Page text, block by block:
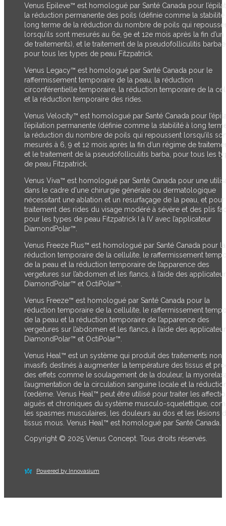
Venus Epileve™ est homologué par Santé Canada pour
la réduction permanente des poils (définie comme la stabilité
long terme de la réduction du nombre de poils qui
lorsqu’ils sont mesurés au 6e, 9e et 12e mois après la fin
de traitements), et le traitement de la pseudofolliculitis barbae
pour tous les types de peau Fitzpatrick.
Venus Legacy™ est homologué par Santé Canada pour le
raffermissement temporaire de la peau, la réduction
circonférentielle temporaire, la réduction temporaire de la
et la réduction temporaire des rides.
Venus Velocity™ est homologué par Santé Canada pour
l’épilation permanente (définie comme la stabilité à long
la réduction du nombre de poils qui repoussent lorsqu’ils
mesurés à 6, 9 et 12 mois après la fin d’un régime de
et le traitement de la pseudofolliculitis barba, pour tous les
de peau Fitzpatrick.
Venus Viva™ est homologué par Santé Canada pour une
dans le cadre d'une chirurgie générale ou dermatologique
nécessitant une ablation et un resurfaçage de la peau, et
traitement des rides du visage modéré à sévère et des plis
pour les types de peau Fitzpatrick I à IV avec l’applicateur
DiamondPolar™.
Venus Freeze Plus™ est homologué par Santé Canada pour la
réduction temporaire de la cellulite, le raffermissement
de la peau et la réduction temporaire de l’apparence des
vergetures sur l’abdomen et les flancs, à l’aide des
DiamondPolar™ et OctiPolar™.
Venus Freeze™ est homologué par Santé Canada pour la
réduction temporaire de la cellulite, le raffermissement
de la peau et la réduction temporaire de l’apparence des
vergetures sur l’abdomen et les flancs, à l’aide des
DiamondPolar™ et OctiPolar™.
Venus Heal™ est un système qui produit des traitements non
invasifs destinés à augmenter la température des tissus et
des effets comme le soulagement de la douleur, la
l’augmentation de la circulation sanguine locale et la
l’œdème. Venus Heal™ peut être utilisé pour traiter les
aiguës et chroniques du système musculo-squelettique,
les spasmes musculaires, les douleurs au dos et les lésions
tissus mous. Venus Heal™ est homologué par Santé Canada.
Copyright © 2025 Venus Concept. Tous droits réservés.
Powered by Innovasium